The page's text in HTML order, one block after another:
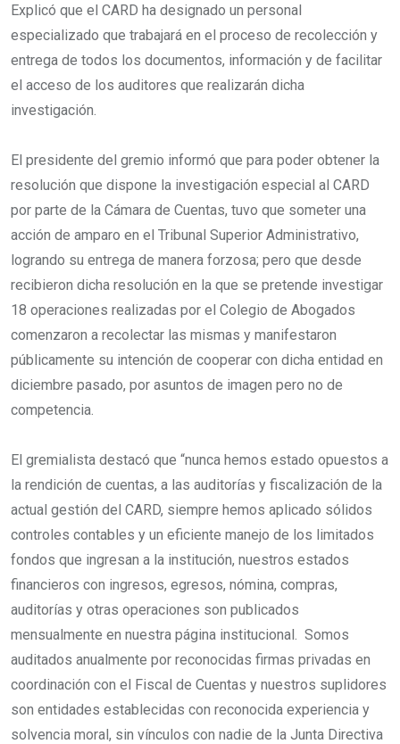
Explicó que el CARD ha designado un personal
especializado que trabajará en el proceso de recolección y
entrega de todos los documentos, información y de facilitar
el acceso de los auditores que realizarán dicha
investigación.
El presidente del gremio informó que para poder obtener la
resolución que dispone la investigación especial al CARD
por parte de la Cámara de Cuentas, tuvo que someter una
acción de amparo en el Tribunal Superior Administrativo,
logrando su entrega de manera forzosa; pero que desde
recibieron dicha resolución en la que se pretende investigar
18 operaciones realizadas por el Colegio de Abogados
comenzaron a recolectar las mismas y manifestaron
públicamente su intención de cooperar con dicha entidad en
diciembre pasado, por asuntos de imagen pero no de
competencia.
El gremialista destacó que “nunca hemos estado opuestos a
la rendición de cuentas, a las auditorías y fiscalización de la
actual gestión del CARD, siempre hemos aplicado sólidos
controles contables y un eficiente manejo de los limitados
fondos que ingresan a la institución, nuestros estados
financieros con ingresos, egresos, nómina, compras,
auditorías y otras operaciones son publicados
mensualmente en nuestra página institucional. Somos
auditados anualmente por reconocidas firmas privadas en
coordinación con el Fiscal de Cuentas y nuestros suplidores
son entidades establecidas con reconocida experiencia y
solvencia moral, sin vínculos con nadie de la Junta Directiva